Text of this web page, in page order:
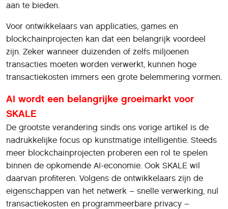
aan te bieden.
Voor ontwikkelaars van applicaties, games en
blockchainprojecten kan dat een belangrijk voordeel
zijn. Zeker wanneer duizenden of zelfs miljoenen
transacties moeten worden verwerkt, kunnen hoge
transactiekosten immers een grote belemmering vormen.
AI wordt een belangrijke groeimarkt voor
SKALE
De grootste verandering sinds ons vorige artikel is de
nadrukkelijke focus op kunstmatige intelligentie. Steeds
meer blockchainprojecten proberen een rol te spelen
binnen de opkomende AI-economie. Ook SKALE wil
daarvan profiteren. Volgens de ontwikkelaars zijn de
eigenschappen van het netwerk – snelle verwerking, nul
transactiekosten en programmeerbare privacy –